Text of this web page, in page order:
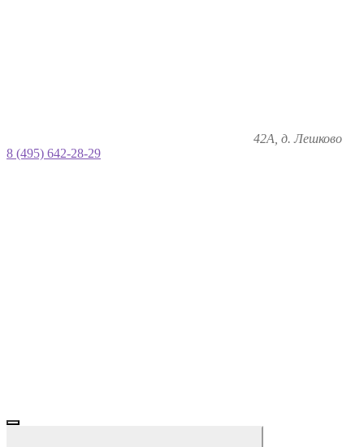
42А, д. Лешково
8 (495) 642-28-29